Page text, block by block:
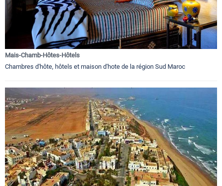
Mais-Chamb-Hôtes-Hôtels
Chambres d'hôte, hôtels et maison d'hote de la région Sud Maroc